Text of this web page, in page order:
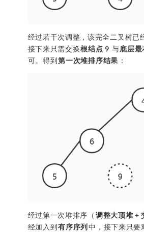
经过若干次调整，该完全二叉树已
接下来只需交换根结点 9 与底层
可。得到第一次堆排序结果 ：
经过第一次堆排序（ 调整大顶堆 +
经加入到有序序列中，接下来只要